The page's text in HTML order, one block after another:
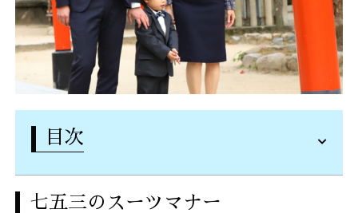
目次
七五三のスーツマナー